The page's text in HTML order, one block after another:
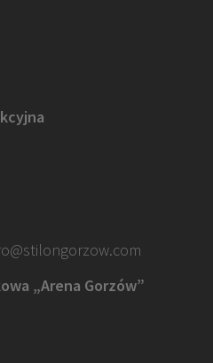
„Arena Gorzów”